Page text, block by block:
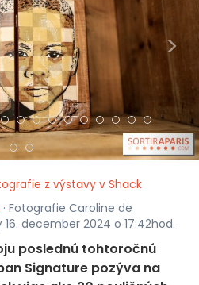
>
z výstavy v Shack
· Fotografie Caroline de
december 2024 o 17:42hod.
poslednú tohtoročnú
Signature pozýva na